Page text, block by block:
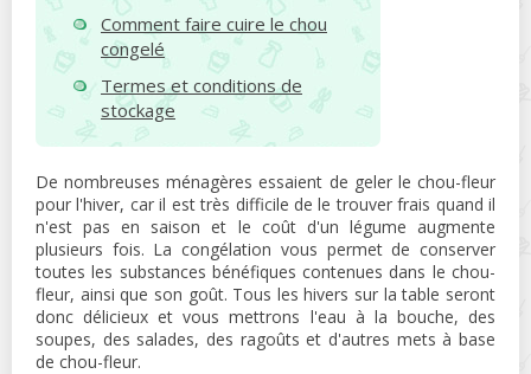
Comment faire cuire le chou
congelé
Termes et conditions de
stockage
De nombreuses ménagères essaient de geler le chou-fleur
pour l'hiver, car il est très difficile de le trouver frais quand il
n'est pas en saison et le coût d'un légume augmente
plusieurs fois. La congélation vous permet de conserver
toutes les substances bénéfiques contenues dans le chou-
fleur, ainsi que son goût. Tous les hivers sur la table seront
donc délicieux et vous mettrons l'eau à la bouche, des
soupes, des salades, des ragoûts et d'autres mets à base
de chou-fleur.